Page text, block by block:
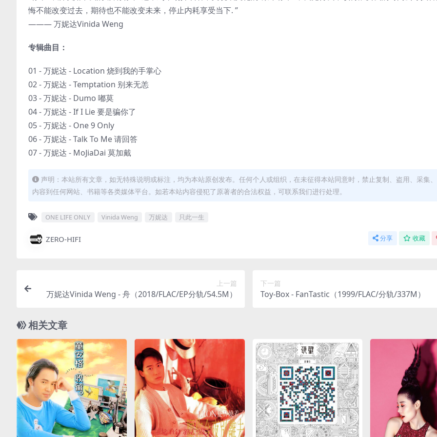
悔不能改变过去，期待也不能改变未来，停止内耗享受当下. ”
——— 万妮达Vinida Weng
专辑曲目：
01 - 万妮达 - Location 烧到我的手掌心
02 - 万妮达 - Temptation 别来无恙
03 - 万妮达 - Dumo 嘟莫
04 - 万妮达 - If I Lie 要是骗你了
05 - 万妮达 - One 9 Only
06 - 万妮达 - Talk To Me 请回答
07 - 万妮达 - MoJiaDai 莫加戴
声明：本站所有文章，如无特殊说明或标注，均为本站原创发布。任何个人或组织，在未征得本站同意时，禁止复制、盗用、采集
内容到任何网站、书籍等各类媒体平台。如若本站内容侵犯了原著者的合法权益，可联系我们进行处理。
ONE LIFE ONLY Vinida Weng 万妮达 只此一生
ZERO-HIFI 分享 收藏
上一篇
万妮达Vinida Weng - 舟（2018/FLAC/EP分轨/54.5M）
下一篇
Toy-Box - FanTastic（1999/FLAC/分轨/337M）
相关文章